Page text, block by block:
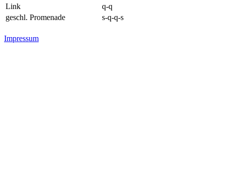
Link
q-q
geschl. Promenade
s-q-q-s
Impressum